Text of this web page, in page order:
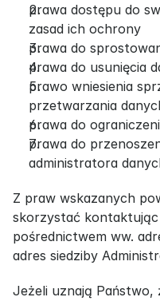
prawa dostępu do
zasad ich ochrony
prawa do
prawa do usunięcia
prawo wniesienia
przetwarzania
prawa do
prawa do
administratora
Z praw wskazanych
skorzystać
pośrednictwem ww.
adres siedziby
Jeżeli uznają Państwo,